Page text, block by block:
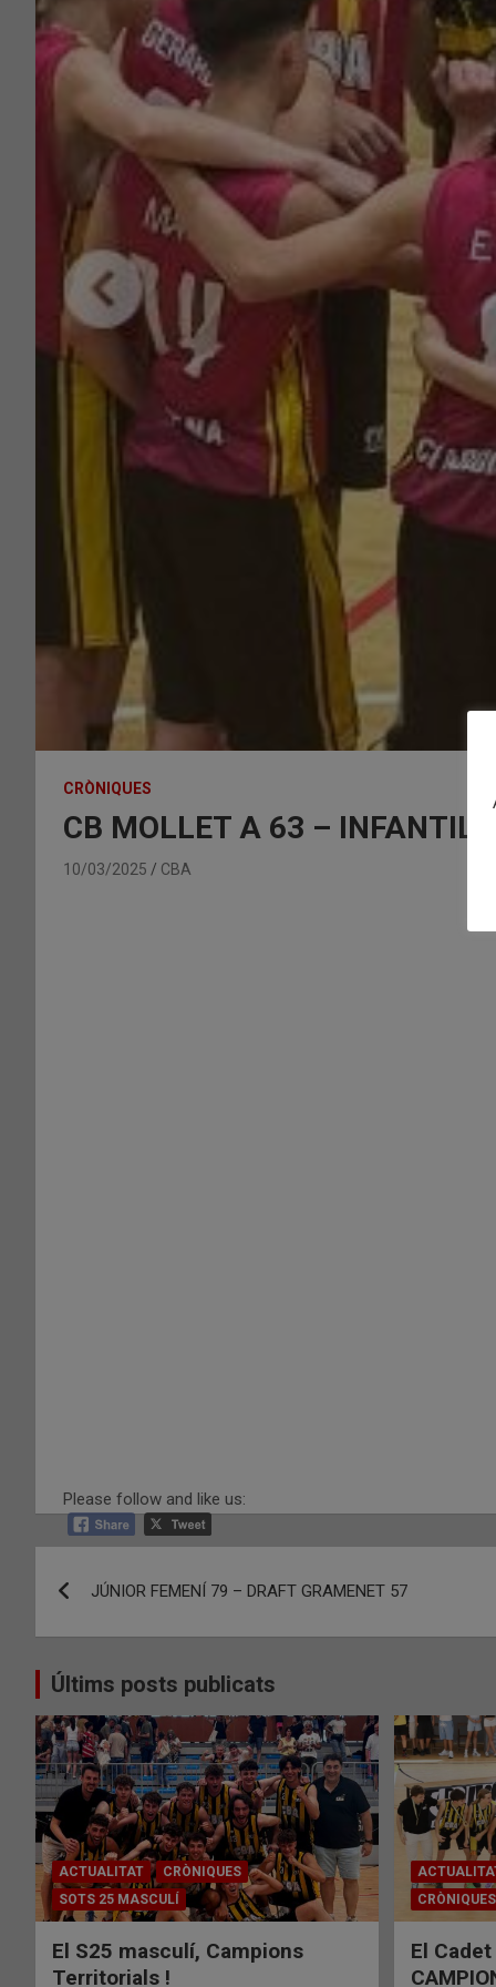
CRÒNIQUES
CB MOLLET A 63 – INFANTIL
10/03/2025 CBA
Please follow and like us:
d'entrades
JÚNIOR FEMENÍ 79 – DRAFT GRAMENET 57
Últims posts publicats
ACTUALITAT
CRÒNIQUES
SOTS 25 MASCULÍ
El S25 masculí, Campions
Territorials !
CRÒNIQUES
El